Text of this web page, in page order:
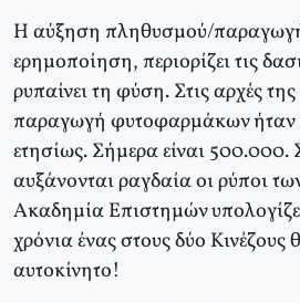
Η αύξηση πληθυσμού/παραγωγής
ερημοποίηση, περιορίζει τις
ρυπαίνει τη φύση. Στις αρχές
παραγωγή φυτοφαρμάκων ήταν
ετησίως. Σήμερα είναι 500.000.
αυξάνονται ραγδαία οι ρύποι
Ακαδημία Επιστημών
χρόνια ένας στους δύο Κινέζους
αυτοκίνητο!